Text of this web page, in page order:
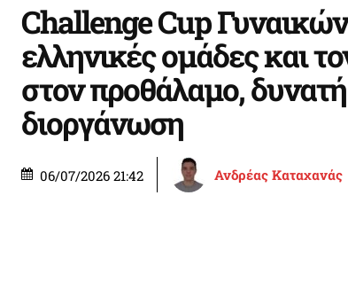
Challenge Cup
ελληνικές ομάδες και
στον προθάλαμο,
διοργάνωση
06/07/2026 21:42 Ανδρέας Καταχανάς